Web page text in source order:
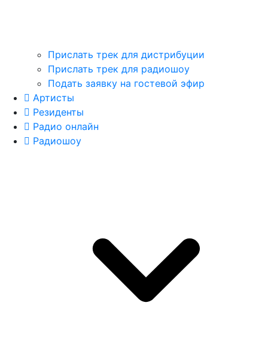
Прислать трек для дистрибуции
Прислать трек для радиошоу
Подать заявку на гостевой эфир
Артисты
Резиденты
Радио онлайн
Радиошоу